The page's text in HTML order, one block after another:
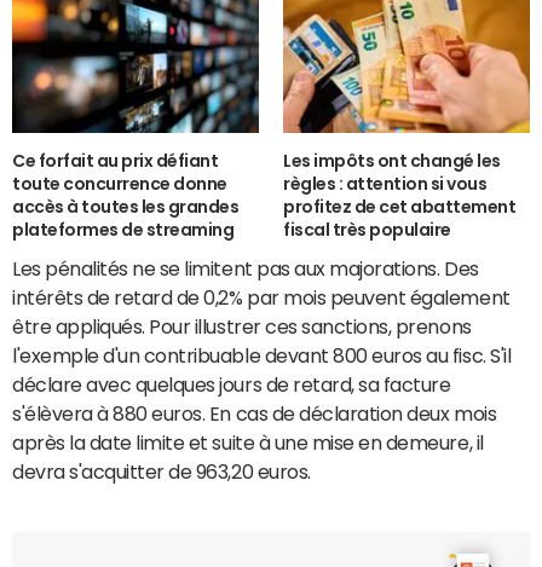
Ce forfait au prix défiant
toute concurrence donne
accès à toutes les grandes
plateformes de streaming
Les impôts ont changé les
règles : attention si vous
profitez de cet abattement
fiscal très populaire
Les pénalités ne se limitent pas aux majorations. Des
intérêts de retard de 0,2% par mois peuvent également
être appliqués. Pour illustrer ces sanctions, prenons
l'exemple d'un contribuable devant 800 euros au fisc. S'il
déclare avec quelques jours de retard, sa facture
s'élèvera à 880 euros. En cas de déclaration deux mois
après la date limite et suite à une mise en demeure, il
devra s'acquitter de 963,20 euros.